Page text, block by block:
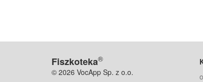
Fiszkoteka®
© 2026 VocApp Sp. z o.o.